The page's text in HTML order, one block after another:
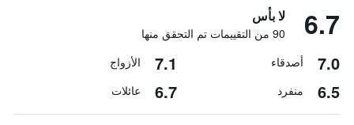
6.7 لا بأس
90 من التقييمات تم التحقق منها
7.0 أصدقاء 7.1 الأزواج
6.5 منفرد 6.7 عائلات